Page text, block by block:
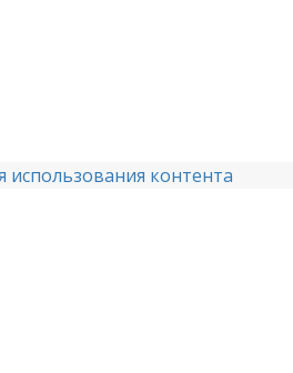
использования контента